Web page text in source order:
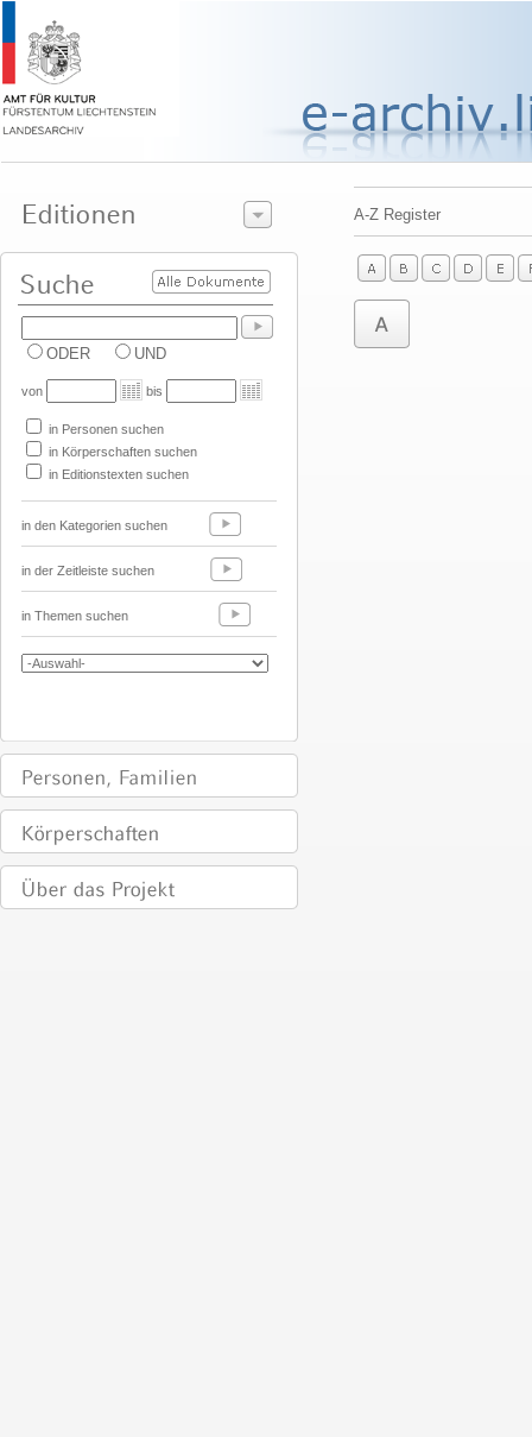
ODER UND
von bis
in Personen suchen
in Körperschaften suchen
in Editionstexten suchen
in den Kategorien suchen
in der Zeitleiste suchen
in Themen suchen
A-Z Register